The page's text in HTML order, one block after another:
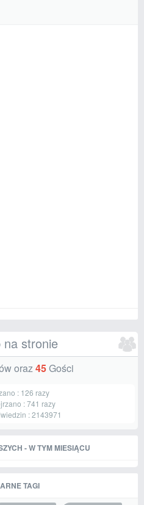
stronie
oraz45Gości
: 126 razy
:741 razy
:2143971
- W TYM MIESIĄCU
TAGI